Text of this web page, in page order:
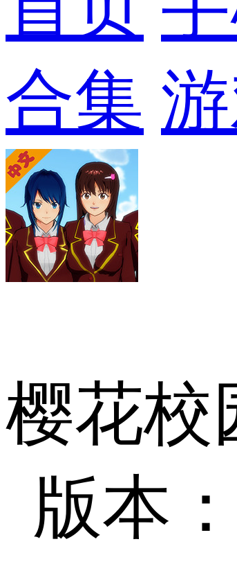
合集
樱花校
版本